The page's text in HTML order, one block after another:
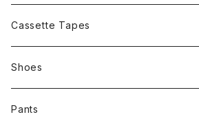
Cassette Tapes
Shoes
Pants